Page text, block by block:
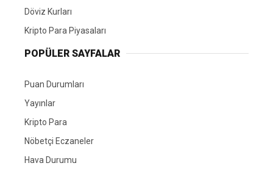
Döviz Kurları
Kripto Para Piyasaları
POPÜLER SAYFALAR
Puan Durumları
Yayınlar
Kripto Para
Nöbetçi Eczaneler
Hava Durumu